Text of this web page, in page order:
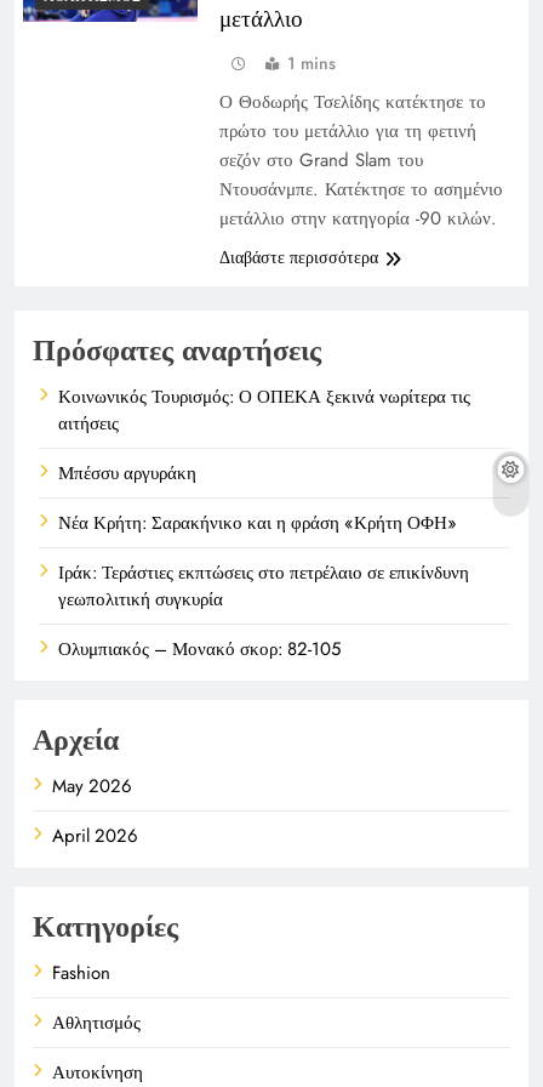
μετάλλιο
1 mins
Ο Θοδωρής Τσελίδης κατέκτησε το
πρώτο του μετάλλιο για τη φετινή
σεζόν στο Grand Slam του
Ντουσάνμπε. Κατέκτησε το ασημένιο
μετάλλιο στην κατηγορία -90 κιλών.
Διαβάστε περισσότερα
Πρόσφατες αναρτήσεις
Κοινωνικός Τουρισμός: Ο ΟΠΕΚΑ ξεκινά νωρίτερα τις
αιτήσεις
Μπέσσυ αργυράκη
Νέα Κρήτη: Σαρακήνικο και η φράση «Κρήτη ΟΦΗ»
Ιράκ: Τεράστιες εκπτώσεις στο πετρέλαιο σε επικίνδυνη
γεωπολιτική συγκυρία
Ολυμπιακός – Μονακό σκορ: 82-105
Αρχεία
May 2026
April 2026
Κατηγορίες
Fashion
Αθλητισμός
Αυτοκίνηση